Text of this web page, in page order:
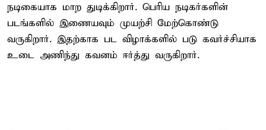
நடிகையாக மாற துடிக்கிறார். பெரிய நடிகர்களின்
படங்களில் இணையவும் முயற்சி மேற்கொண்டு
வருகிறார். இதற்காக பட விழாக்களில் படு கவர்ச்சியாக
உடை அணிந்து கவனம் ஈர்த்து வருகிறார்.